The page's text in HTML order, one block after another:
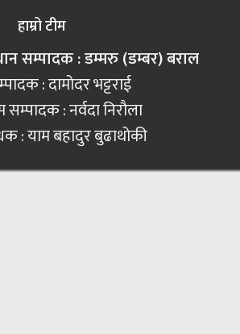
हाम्रो टीम
सम्पादक : डम्मरु (डम्बर) बराल
: दामोदर भट्टराई
: नर्वदा निरौला
: याम बहादुर बुढाथोकी